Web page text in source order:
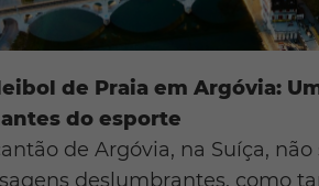
de Praia em Argóvia:
do esporte
de Argóvia, na Suíça, não
deslumbrantes, como